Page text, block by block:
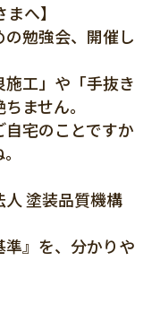
へ】
の勉強会、開催し
工」や「手抜き
ません。
宅のことですか
塗装品質機構
準』を、分かりや